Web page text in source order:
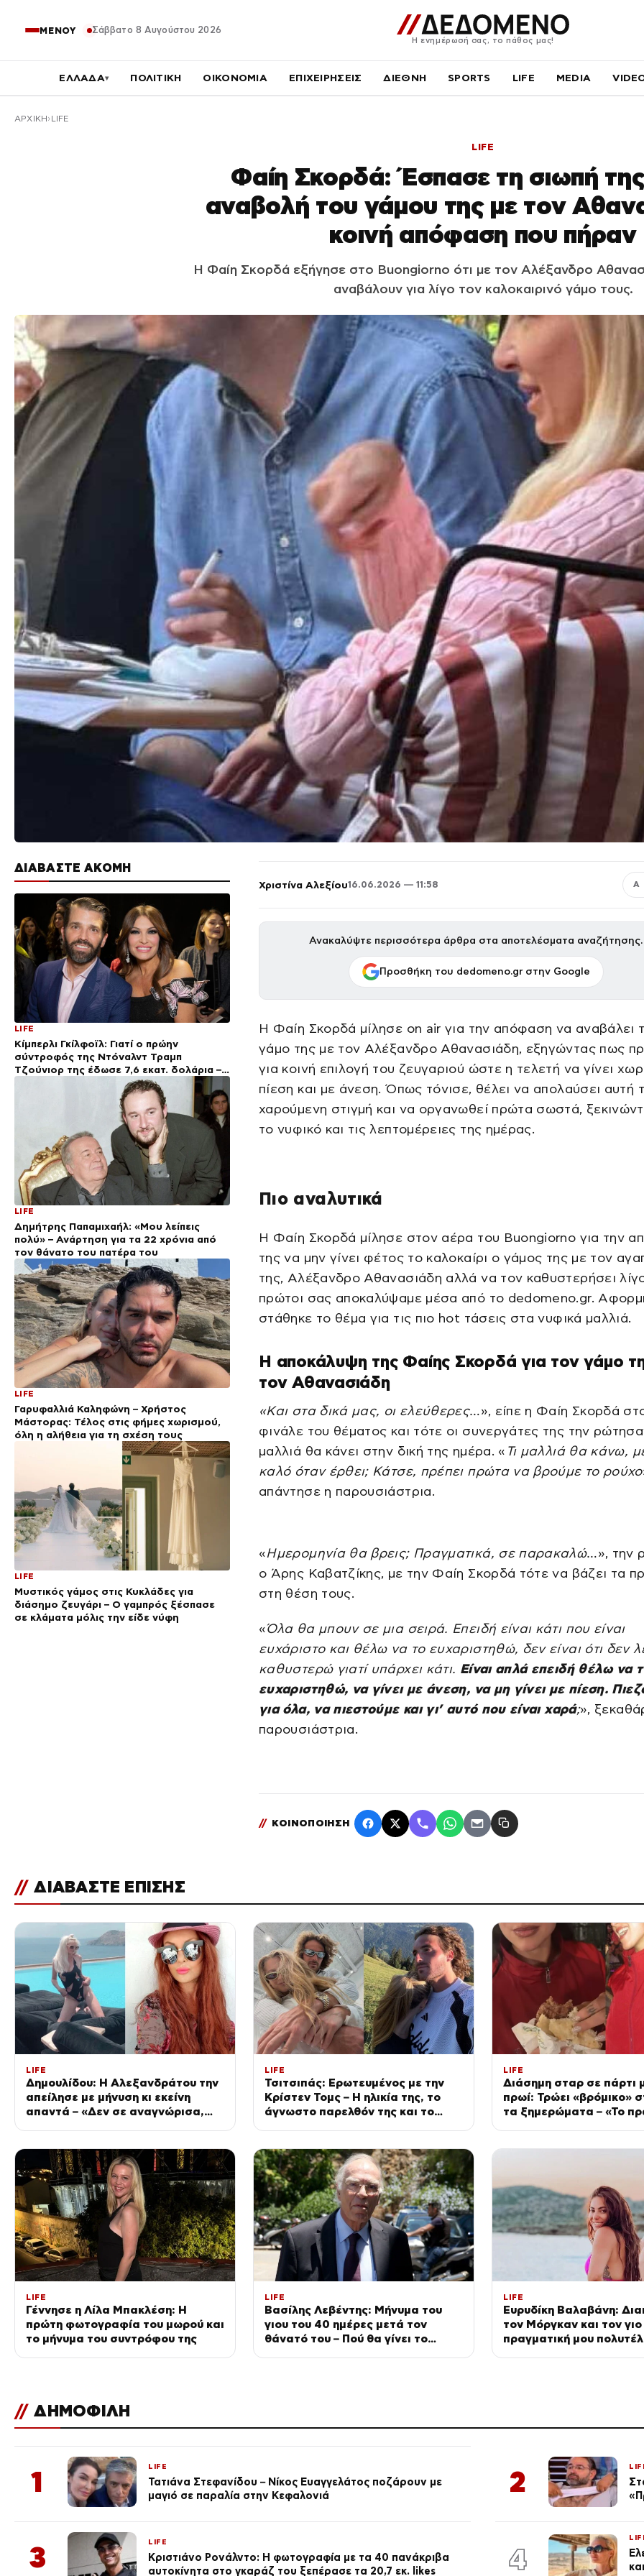
ΜΕΝΟΥ Σάββατο 8 Αυγούστου 2026
Η ενημέρωσή σας, το πάθος μας!
ΕΛΛΑΔΑ▾ ΠΟΛΙΤΙΚΗ ΟΙΚΟΝΟΜΙΑ ΕΠΙΧΕΙΡΗΣΕΙΣ ΔΙΕΘΝΗ SPORTS LIFE MEDIA
ΑΡΧΙΚΉ LIFE
LIFE
Φαίη Σκορδά: Έσπασε τη σιωπή
αναβολή του γάμου της με τον
κοινή απόφαση που πήραν
Η Φαίη Σκορδά εξήγησε στο Buongiorno ότι με τον Αλέξανδρο
αναβάλουν για λίγο τον καλοκαιρινό γάμο τους.
ΔΙΑΒΑΣΤΕ ΑΚΟΜΗ
LIFE
Κίμπερλι Γκίλφοϊλ: Γιατί ο πρώην
σύντροφός της Ντόναλντ Τραμπ
Τζούνιορ της έδωσε 7,6 εκατ. δολάρια –
Η συμφωνία 2 χρόνια μετά τον χωρισμό
LIFE
Δημήτρης Παπαμιχαήλ: «Μου λείπεις
πολύ» – Ανάρτηση για τα 22 χρόνια από
τον θάνατο του πατέρα του
LIFE
Γαρυφαλλιά Καληφώνη – Χρήστος
Μάστορας: Τέλος στις φήμες χωρισμού,
όλη η αλήθεια για τη σχέση τους
LIFE
Μυστικός γάμος στις Κυκλάδες για
διάσημο ζευγάρι – Ο γαμπρός ξέσπασε
σε κλάματα μόλις την είδε νύφη
Χριστίνα Αλεξίου16.06.2026 — 11:58 Α
Ανακαλύψτε περισσότερα άρθρα στα αποτελέσματα αναζήτησης.
Προσθήκη του dedomeno.gr στην Google
Η Φαίη Σκορδά μίλησε on air για την απόφαση να αναβάλει
γάμο της με τον Αλέξανδρο Αθανασιάδη, εξηγώντας πως
για κοινή επιλογή του ζευγαριού ώστε η τελετή να γίνει
πίεση και με άνεση. Όπως τόνισε, θέλει να απολαύσει αυτή
χαρούμενη στιγμή και να οργανωθεί πρώτα σωστά,
το νυφικό και τις λεπτομέρειες της ημέρας.
Πιο αναλυτικά
Η Φαίη Σκορδά μίλησε στον αέρα του Buongiorno για την
της να μην γίνει φέτος το καλοκαίρι ο γάμος της με τον
της, Αλέξανδρο Αθανασιάδη αλλά να τον καθυστερήσει
πρώτοι σας αποκαλύψαμε μέσα από το dedomeno.gr.
στάθηκε το θέμα για τις πιο hot τάσεις στα νυφικά μαλλιά.
Η αποκάλυψη της Φαίης Σκορδά για τον γάμο
τον Αθανασιάδη
«Και στα δικά μας, οι ελεύθερες…», είπε η Φαίη Σκορδά
φινάλε του θέματος και τότε οι συνεργάτες της την
μαλλιά θα κάνει στην δική της ημέρα. « Τι μαλλιά θα κάνω,
καλό όταν έρθει; Κάτσε, πρέπει πρώτα να βρούμε το ρούχο
απάντησε η παρουσιάστρια.
«Ημερομηνία θα βρεις; Πραγματικά, σε παρακαλώ…», την
ο Άρης Καβατζίκης, με την Φαίη Σκορδά τότε να βάζει τα
στη θέση τους.
«Όλα θα μπουν σε μια σειρά. Επειδή είναι κάτι που είναι
ευχάριστο και θέλω να το ευχαριστηθώ, δεν είναι ότι δεν
καθυστερώ γιατί υπάρχει κάτι. Είναι απλά επειδή θέλω να
ευχαριστηθώ, να γίνει με άνεση, να μη γίνει με πίεση.
για όλα, να πιεστούμε και γι’ αυτό που είναι χαρά;»,
παρουσιάστρια.
// ΚΟΙΝΟΠΟΙΗΣΗ
// ΔΙΑΒΑΣΤΕ ΕΠΙΣΗΣ
LIFE
Δημουλίδου: Η Αλεξανδράτου την
απείλησε με μήνυση κι εκείνη
απαντά – «Δεν σε αναγνώρισα,
LIFE
Τσιτσιπάς: Ερωτευμένος με την
Κρίστεν Τομς – Η ηλικία της, το
άγνωστο παρελθόν της και το
LIFE
Διάσημη σταρ σε πάρτι
πρωί: Τρώει «βρόμικο»
τα ξημερώματα – «Το
LIFE
Γέννησε η Λίλα Μπακλέση: Η
πρώτη φωτογραφία του μωρού και
το μήνυμα του συντρόφου της
LIFE
Βασίλης Λεβέντης: Μήνυμα του
γιου του 40 ημέρες μετά τον
θάνατό του – Πού θα γίνει το
LIFE
Ευρυδίκη Βαλαβάνη:
τον Μόργκαν και τον
πραγματική μου
// ΔΗΜΟΦΙΛΗ
1 LIFE
Τατιάνα Στεφανίδου – Νίκος Ευαγγελάτος ποζάρουν με
μαγιό σε παραλία στην Κεφαλονιά
2
3 LIFE
Κριστιάνο Ρονάλντο: Η φωτογραφία με τα 40 πανάκριβα
αυτοκίνητα στο γκαράζ του ξεπέρασε τα 20,7 εκ. likes
4